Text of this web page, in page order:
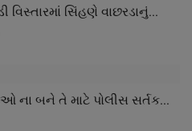
વિસ્તારમાં સિંહણે વાછરડાનું...
ના બને તે માટે પોલીસ સર્તક...